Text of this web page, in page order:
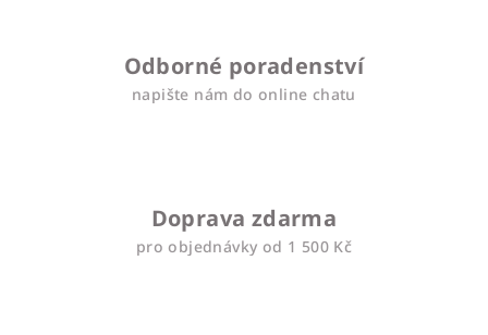
k
y
s
u
Odborné poradenství
napište nám do online chatu
Doprava zdarma
pro objednávky od 1 500 Kč